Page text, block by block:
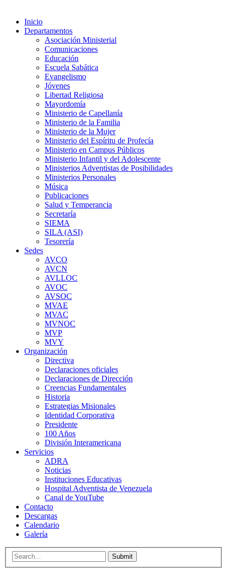
Inicio
Departamentos
Asociación Ministerial
Comunicaciones
Educación
Escuela Sabática
Evangelismo
Jóvenes
Libertad Religiosa
Mayordomía
Ministerio de Capellanía
Ministerio de la Familia
Ministerio de la Mujer
Ministerio del Espíritu de Profecía
Ministerio en Campus Públicos
Ministerio Infantil y del Adolescente
Ministerios Adventistas de Posibilidades
Ministerios Personales
Música
Publicaciones
Salud y Temperancia
Secretaría
SIEMA
SILA (ASI)
Tesorería
Sedes
AVCO
AVCN
AVLLOC
AVOC
AVSOC
MVAE
MVAC
MVNOC
MVP
MVY
Organización
Directiva
Declaraciones oficiales
Declaraciones de Dirección
Creencias Fundamentales
Historia
Estrategias Misionales
Identidad Corporativa
Presidente
100 Años
División Interamericana
Servicios
ADRA
Noticias
Instituciones Educativas
Hospital Adventista de Venezuela
Canal de YouTube
Contacto
Descargas
Calendario
Galería
Submit